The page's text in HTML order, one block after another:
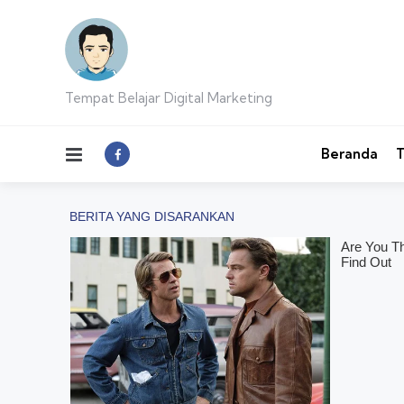
Tempat Belajar Digital Marketing
Menu Beranda